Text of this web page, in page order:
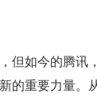
但如今的腾讯
的重要力量。